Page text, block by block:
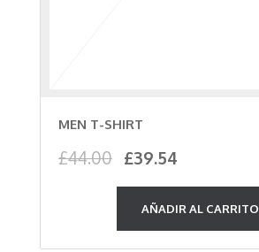
MEN T-SHIRT
£44.00 El
original
£44.00.
£39.54
actual
£39.54.
AÑADIR AL CARRITO